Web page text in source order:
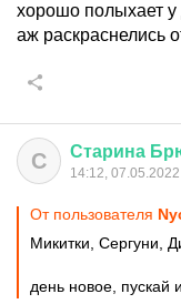
хорошо полыхает
аж раскраснелись
С Старина
14:12, 07.05.2022
От пользователя
Микитки, Сергуни,
день новое, пускай